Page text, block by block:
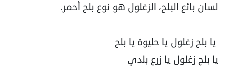
لسان بائع البلح، الزغلول هو نوع بلح أحمر.
يا بلح زغلول يا حليوة يا بلح
يا بلح زغلول يا زرع بلدي